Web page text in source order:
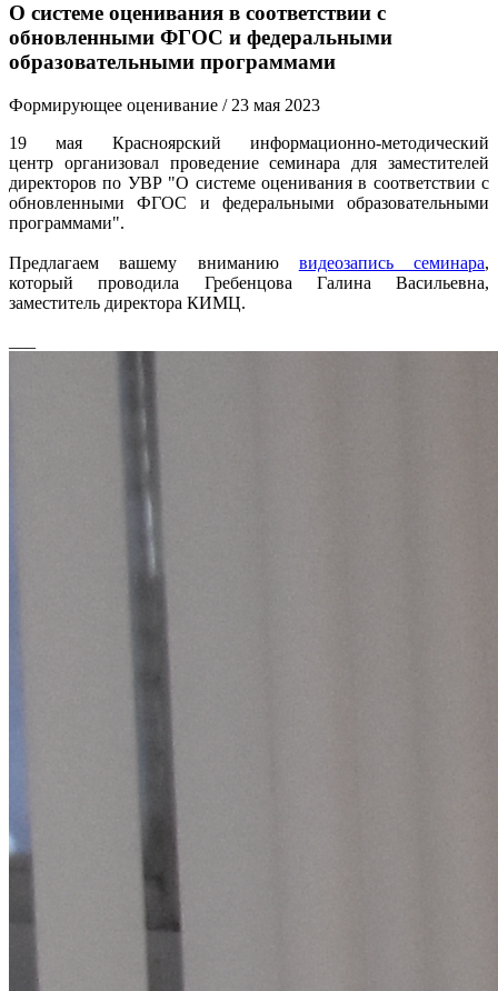
О системе оценивания в соответствии с
обновленными ФГОС и федеральными
образовательными программами
Формирующее оценивание / 23 мая 2023
19 мая Красноярский информационно-методический
центр организовал проведение семинара для заместителей
директоров по УВР "О системе оценивания в соответствии с
обновленными ФГОС и федеральными образовательными
программами".
Предлагаем вашему вниманию видеозапись семинара,
который проводила Гребенцова Галина Васильевна,
заместитель директора КИМЦ.